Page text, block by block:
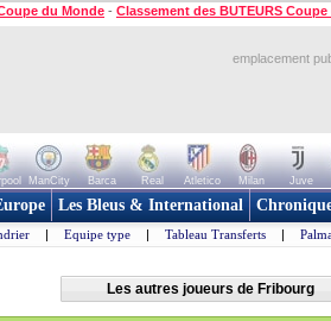
du Monde - Classement des BUTEURS
emplacement
ManCity Barca Real Atletico Milan Juve
Les Bleus & International
| Equipe type | Tableau Transferts |
Les autres joueurs de Fribourg